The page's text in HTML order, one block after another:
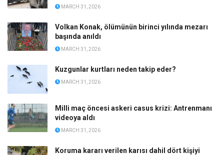
MARCH 31, 2026
Volkan Konak, ölümünün birinci yılında mezarı
başında anıldı
MARCH 31, 2026
Kuzgunlar kurtları neden takip eder?
MARCH 31, 2026
Milli maç öncesi askeri casus krizi: Antrenmanı
videoya aldı
MARCH 31, 2026
Koruma kararı verilen karısı dahil dört kişiyi